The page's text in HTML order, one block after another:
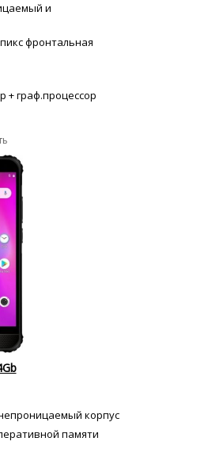
и
фронтальная
+ граф.процессор
корпус
памяти